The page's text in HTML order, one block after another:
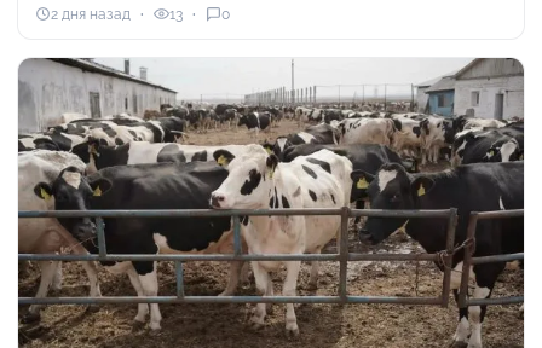
2 дня назад 13 0